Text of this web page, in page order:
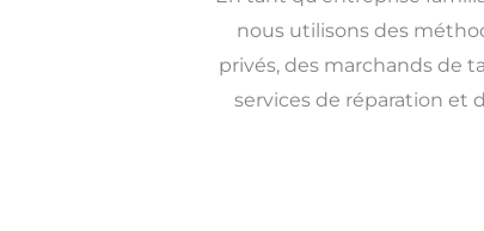
nous utilisons des
privés, des marchands de
services de réparation et